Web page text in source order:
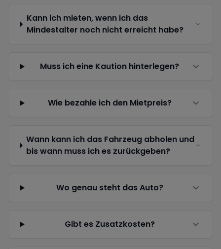
Kann ich mieten, wenn ich das
Mindestalter noch nicht erreicht habe?
Muss ich eine Kaution hinterlegen?
Wie bezahle ich den Mietpreis?
Wann kann ich das Fahrzeug abholen und
bis wann muss ich es zurückgeben?
Wo genau steht das Auto?
Gibt es Zusatzkosten?